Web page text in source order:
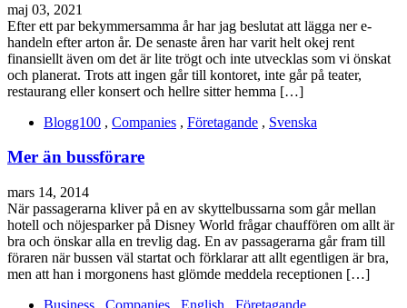
maj 03, 2021
Efter ett par bekymmersamma år har jag beslutat att lägga ner e-
handeln efter arton år. De senaste åren har varit helt okej rent
finansiellt även om det är lite trögt och inte utvecklas som vi önskat
och planerat. Trots att ingen går till kontoret, inte går på teater,
restaurang eller konsert och hellre sitter hemma […]
Blogg100 , Companies , Företagande , Svenska
Mer än bussförare
mars 14, 2014
När passagerarna kliver på en av skyttelbussarna som går mellan
hotell och nöjesparker på Disney World frågar chauffören om allt är
bra och önskar alla en trevlig dag. En av passagerarna går fram till
föraren när bussen väl startat och förklarar att allt egentligen är bra,
men att han i morgonens hast glömde meddela receptionen […]